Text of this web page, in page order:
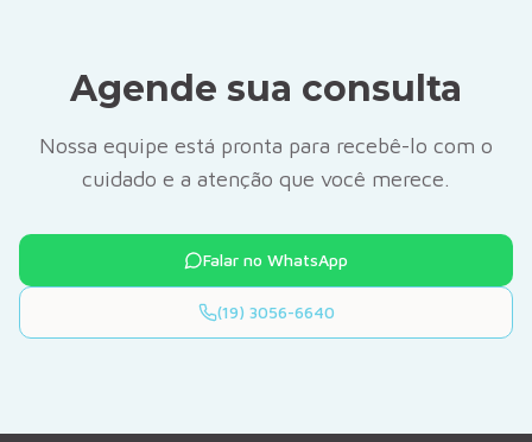
Agende sua consulta
Nossa equipe está pronta para recebê-lo com o
cuidado e a atenção que você merece.
Falar no WhatsApp
(19) 3056-6640